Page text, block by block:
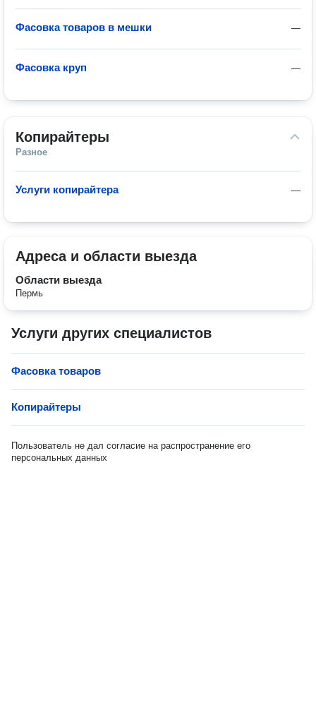
—
Фасовка товаров в мешки
—
Фасовка круп
Копирайтеры
Разное
—
Услуги копирайтера
Адреса и области выезда
Области выезда
Пермь
Услуги других специалистов
Фасовка товаров
Копирайтеры
Пользователь не дал согласие на распространение его
персональных данных